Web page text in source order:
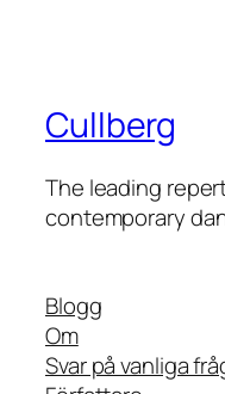
Cullberg
The leading
contemporary
Blogg
Om
Svar på vanliga